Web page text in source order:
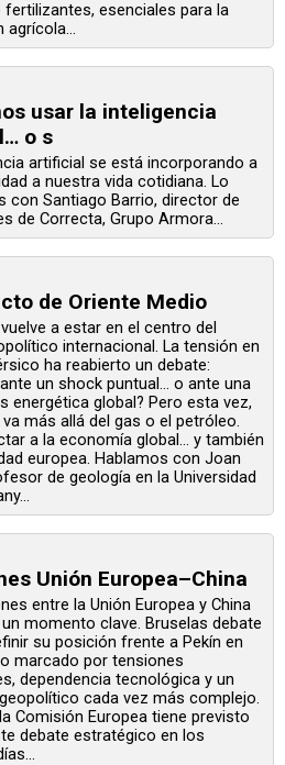
fertilizantes, esenciales para la
usar la inteligencia
o s
artificial se está incorporando a
a nuestra vida cotidiana. Lo
con Santiago Barrio, director de
de Correcta, Grupo Armora...
de Oriente Medio
a estar en el centro del
internacional. La tensión en
ha reabierto un debate:
un shock puntual… o ante una
energética global? Pero esta vez,
más allá del gas o el petróleo.
a la economía global… y también
europea. Hablamos con Joan
de geología en la Universidad
Unión Europea–China
entre la Unión Europea y China
momento clave. Bruselas debate
su posición frente a Pekín en
marcado por tensiones
dependencia tecnológica y un
cada vez más complejo.
Comisión Europea tiene previsto
debate estratégico en los